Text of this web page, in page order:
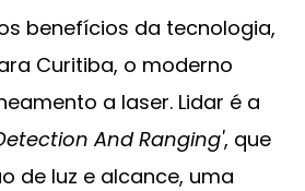
benefícios da tecnologia,
Curitiba, o moderno
a laser. Lidar é a
And Ranging', que
de luz e alcance, uma